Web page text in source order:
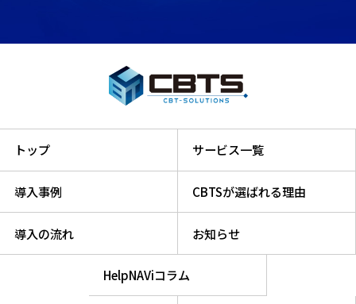
トップ サービス一覧
導入事例 CBTSが選ばれる理由
導入の流れ お知らせ
HelpNAViコラム